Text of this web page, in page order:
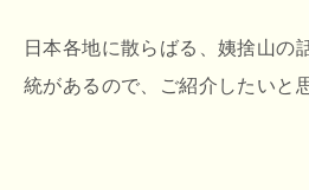
日本各地に散らばる、姨捨山の
統があるので、ご紹介したいと